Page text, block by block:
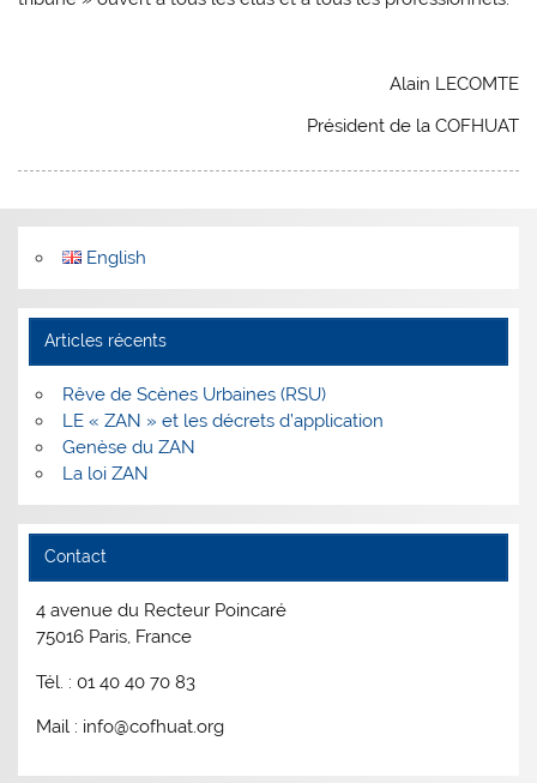
Alain LECOMTE
Président de la COFHUAT
English
Articles récents
Rêve de Scènes Urbaines (RSU)
LE « ZAN » et les décrets d’application
Genèse du ZAN
La loi ZAN
Contact
4 avenue du Recteur Poincaré
75016 Paris, France
Tél. : 01 40 40 70 83
Mail : info@cofhuat.org